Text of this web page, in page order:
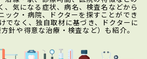
、気になる症状、病名、検査名などから
ック・病院、ドクターを探すことができ
でなく、独自取材に基づき、ドクターに
針や得意な治療・検査など）も紹介。